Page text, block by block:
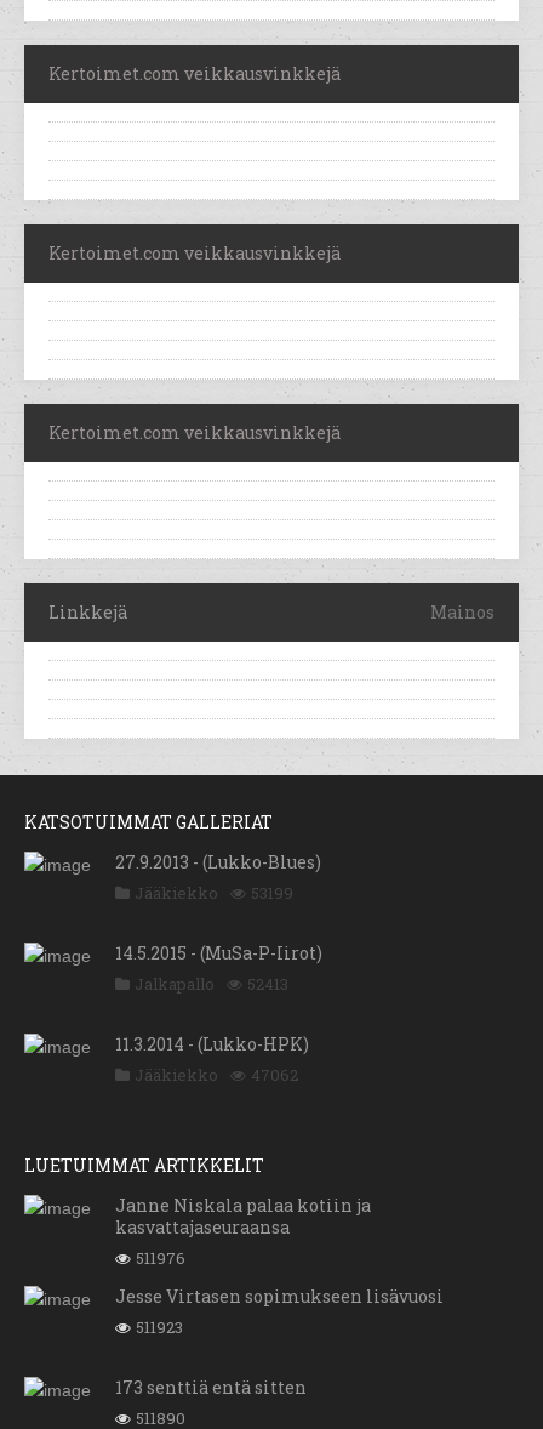
Kertoimet.com veikkausvinkkejä
Kertoimet.com veikkausvinkkejä
Kertoimet.com veikkausvinkkejä
Linkkejä Mainos
KATSOTUIMMAT GALLERIAT
27.9.2013 - (Lukko-Blues)
Jääkiekko 53199
14.5.2015 - (MuSa-P-Iirot)
Jalkapallo 52413
11.3.2014 - (Lukko-HPK)
Jääkiekko 47062
LUETUIMMAT ARTIKKELIT
Janne Niskala palaa kotiin ja
kasvattajaseuraansa
511976
Jesse Virtasen sopimukseen lisävuosi
511923
173 senttiä entä sitten
511890